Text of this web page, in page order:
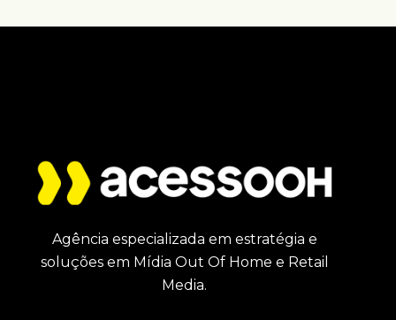
Agência especializada em estratégia e
soluções em Mídia Out Of Home e Retail
Media.